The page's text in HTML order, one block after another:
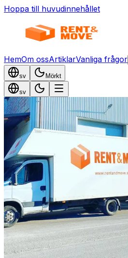
Hoppa till huvudinnehållet
HemOm ossArtiklarVanliga frågor
sv Mörkt
sv